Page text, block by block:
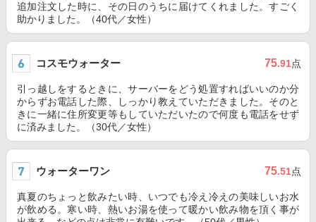
追加注文した時に、その日のうちに届けてくれました。すごく
助かりました。（40代／女性）
コスモウォーター 75.91点
引っ越しをするときに、サーバーをどう処置すればいいのか分
からずお電話した際、しっかり教えていただきました。そのと
きに一緒に住所変更等もしていただいたので何度も電話をせず
に済みました。（30代／女性）
ウォーターワン 75.51点
真夏のちょっと飲みたい時、いつでも冷え冷えの美味しいお水
が飲める。寒い時、熱いお湯を使って暖かい飲み物を頂く事が